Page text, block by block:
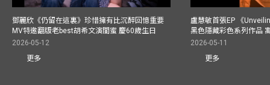
鄧麗欣《仍留在這裏》珍惜擁有比沉醉回憶重要
MV特邀翻版老best胡希文演閨蜜 慶60歲生日
2026-05-12
更多
盧慧敏首張EP 《
黑色隱藏彩色系列作品
2026-05-11
更多